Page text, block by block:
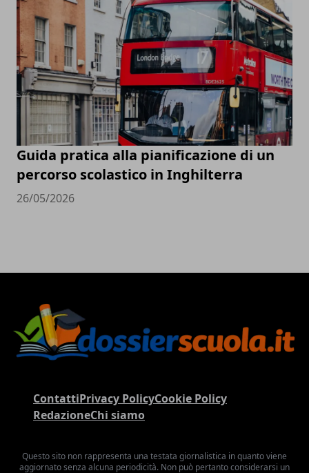
Guida pratica alla pianificazione di un
percorso scolastico in Inghilterra
26/05/2026
ContattiPrivacy PolicyCookie Policy
RedazioneChi siamo
Questo sito non rappresenta una testata giornalistica in quanto viene
aggiornato senza alcuna periodicità. Non può pertanto considerarsi un